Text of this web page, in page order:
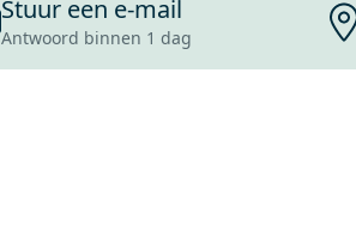
Stuur een e-mail
Antwoord binnen 1 dag